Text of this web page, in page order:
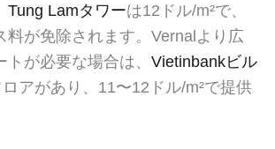
Tung Lamタワーは12ドル/m²で、
料が免除されます。Vernalより広
が必要な場合は、 Vietinbankビル
アがあり、11〜12ドル/m²で提供